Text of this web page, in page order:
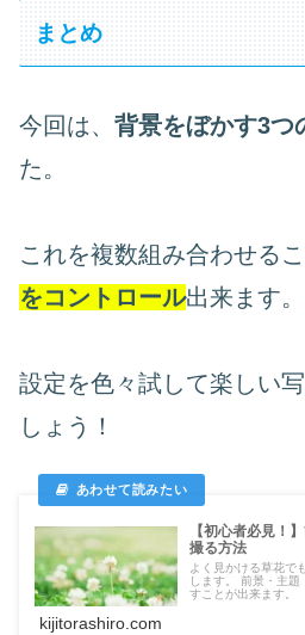
まとめ
今回は、 背景をぼかす3つ
た。
これを複数組み合わせるこ
をコントロール出来ます。
設定を色々試して楽しい
しょう！
【初心者必見！
撮る方法
よく見かける草花で
します。 前景・主
すことが出来ます。
kijitorashiro.com